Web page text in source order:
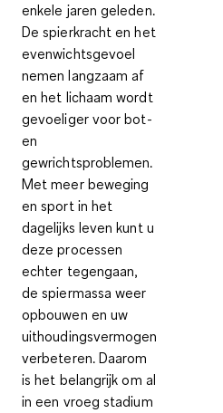
enkele jaren geleden.
Despierkracht en het
evenwichtsgevoel
nemen langzaam af
en het lichaam wordt
gevoeliger voor bot-
en
gewrichtsproblemen.
Met meer beweging
en sport in het
dagelijks leven kunt u
deze processen
echter tegengaan,
de spiermassa weer
opbouwen en uw
uithoudingsvermogen
verbeteren. Daarom
is het belangrijk om al
in een vroeg stadium